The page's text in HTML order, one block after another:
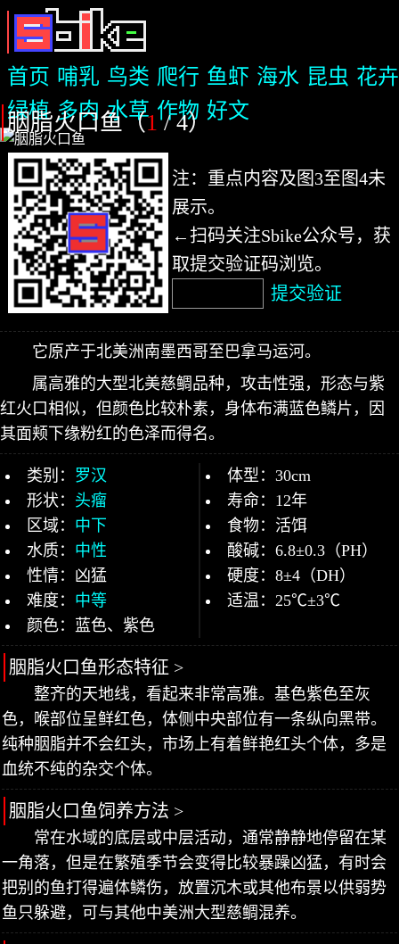
首页 哺乳 鸟类 爬行 鱼虾 海水 昆虫 花卉
绿植 多肉 水草 作物 好文
胭脂火口鱼（1/ 4）
注：重点内容及图3至图4未
展示。
←扫码关注Sbike公众号，获
取提交验证码浏览。
提交验证
它原产于北美洲南墨西哥至巴拿马运河。
属高雅的大型北美慈鲷品种，攻击性强，形态与紫
红火口相似，但颜色比较朴素，身体布满蓝色鳞片，因
其面颊下缘粉红的色泽而得名。
类别： 罗汉
形状： 头瘤
区域： 中下
水质： 中性
性情：凶猛
难度： 中等
颜色：蓝色、紫色
体型：30cm
寿命：12年
食物：活饵
酸碱：6.8±0.3（PH）
硬度：8±4（DH）
适温：25℃±3℃
胭脂火口鱼形态特征 >
整齐的天地线，看起来非常高雅。基色紫色至灰
色，喉部位呈鲜红色，体侧中央部位有一条纵向黑带。
纯种胭脂并不会红头，市场上有着鲜艳红头个体，多是
血统不纯的杂交个体。
胭脂火口鱼饲养方法 >
常在水域的底层或中层活动，通常静静地停留在某
一角落，但是在繁殖季节会变得比较暴躁凶猛，有时会
把别的鱼打得遍体鳞伤，放置沉木或其他布景以供弱势
鱼只躲避，可与其他中美洲大型慈鲷混养。